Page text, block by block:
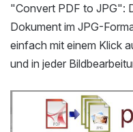
"Convert PDF to JPG":
Dokument im JPG-
einfach mit einem Klick
und in jeder